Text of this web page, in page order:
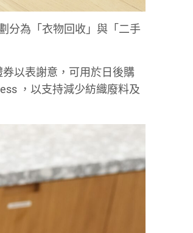
分為「衣物回收」與「二手
以表謝意，可用於日後購
，以支持減少紡織廢料及